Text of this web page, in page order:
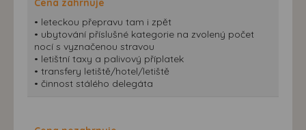
Cena zahrnuje
• leteckou přepravu tam i zpět
• ubytování příslušné kategorie na zvolený počet
nocí s vyznačenou stravou
• letištní taxy a palivový příplatek
• transfery letiště/hotel/letiště
• činnost stálého delegáta